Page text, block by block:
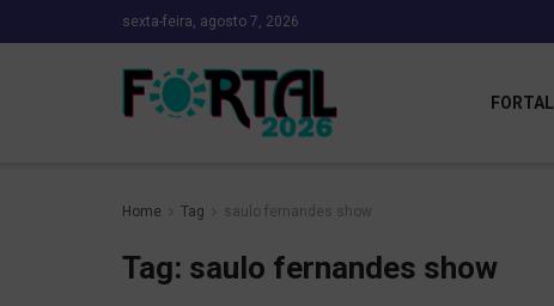
sexta-feira, agosto 7, 2026
FORTAL
Home Tag saulo fernandes show
Tag: saulo fernandes show